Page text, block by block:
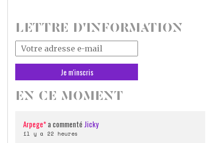
LETTRE D'INFORMATION
Votre
adresse
mail
*
EN CE MOMENT
Arpege*a commenté Jicky
il y a 22 heures